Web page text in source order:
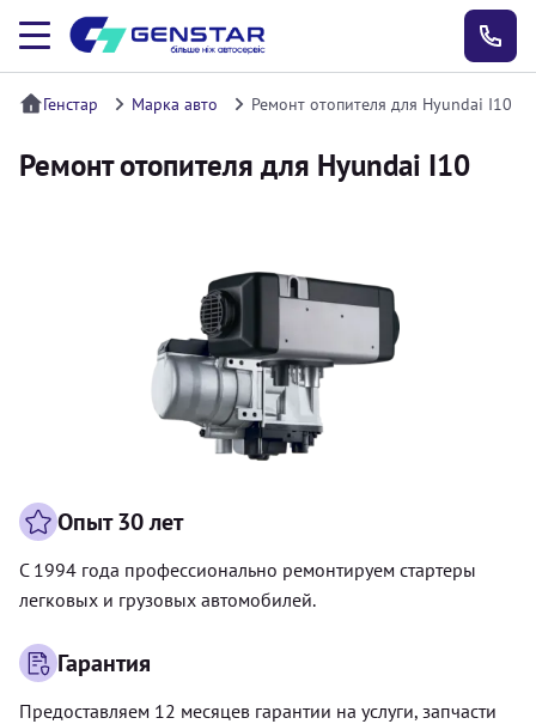
Генстар Марка авто Ремонт отопителя для Hyundai I10
Ремонт отопителя для Hyundai I10
Опыт 30 лет
С 1994 года профессионально ремонтируем стартеры
легковых и грузовых автомобилей.
Гарантия
Предоставляем 12 месяцев гарантии на услуги, запчасти